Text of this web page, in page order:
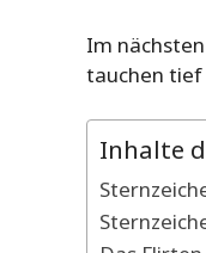
Im
tauchen tief
Inhalte